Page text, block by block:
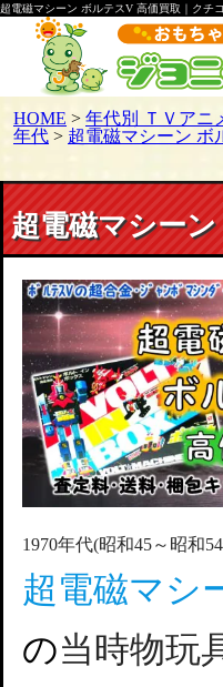
超電磁マシーン ボルテスV 高価買取｜クチ
HOME > 年代別 ＴＶアニ
年代 > 超電磁マシーン ボ
超電磁マシー
1970年代(昭和45～昭和
超電磁マシ
の当時物玩